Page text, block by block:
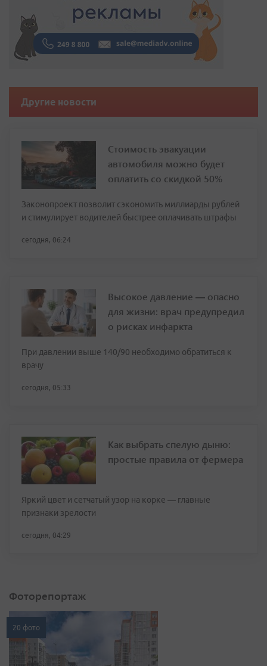
Другие новости
Стоимость эвакуации
автомобиля можно будет
оплатить со скидкой 50%
Законопроект позволит сэкономить миллиарды рублей
и стимулирует водителей быстрее оплачивать штрафы
сегодня, 06:24
Высокое давление — опасно
для жизни: врач предупредил
о рисках инфаркта
При давлении выше 140/90 необходимо обратиться к
врачу
сегодня, 05:33
Как выбрать спелую дыню:
простые правила от фермера
Яркий цвет и сетчатый узор на корке — главные
признаки зрелости
сегодня, 04:29
Фоторепортаж
20 фото